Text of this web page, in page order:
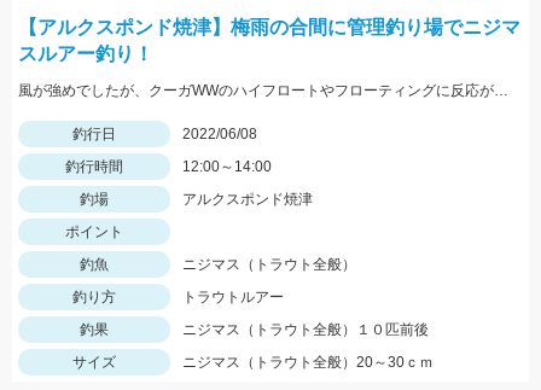
【アルクスポンド焼津】梅雨の合間に管理釣り場でニジマ
スルアー釣り！
風が強めでしたが、クーガWWのハイフロートやフローティングに反応が良かったです。
釣行日
2022/06/08
釣行時間
12:00～14:00
釣場
アルクスポンド焼津
ポイント
釣魚
ニジマス（トラウト全般）
釣り方
トラウトルアー
釣果
ニジマス（トラウト全般）１０匹前後
サイズ
ニジマス（トラウト全般）20～30ｃｍ